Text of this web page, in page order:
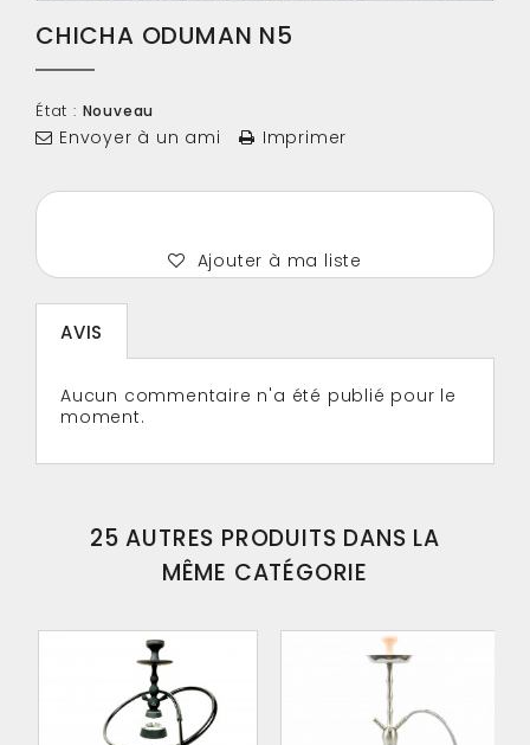
CHICHA ODUMAN N5
État : Nouveau
Envoyer à un ami Imprimer
Ajouter à ma liste
AVIS
Aucun commentaire n'a été publié pour le
moment.
25 AUTRES PRODUITS DANS LA
MÊME CATÉGORIE